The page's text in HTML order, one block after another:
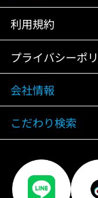
利用規約
プライバシーポ
会社情報
こだわり検索